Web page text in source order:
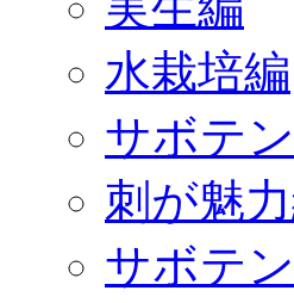
水栽培編
サボテ
刺が魅
サボテ